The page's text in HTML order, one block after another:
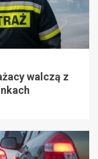
walczą z